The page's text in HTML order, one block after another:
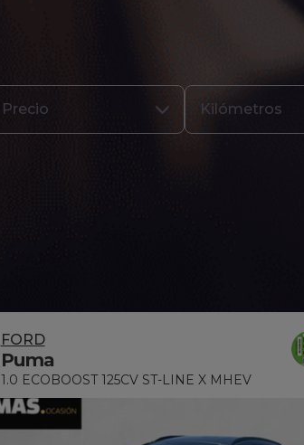
Precio Kilómetros
FORD
Puma
1.0 ECOBOOST 125CV ST-LINE X MHEV